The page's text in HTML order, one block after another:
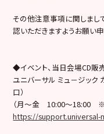
その他注意事項に関しまし
認いただきますようお願い申
◆イベント、当日会場CD販
ユニバーサル ミュ－ジック
口）
（月～金 10:00～18:00 ※
https://support.universal-